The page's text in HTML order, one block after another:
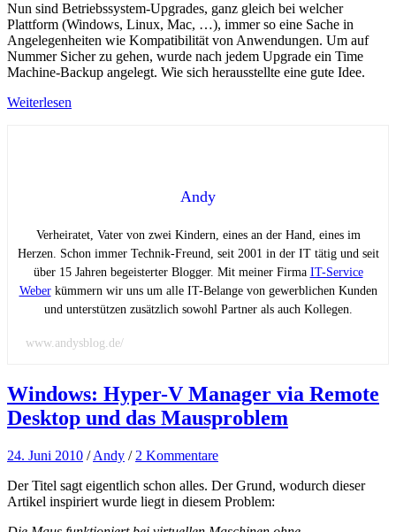
Nun sind Betriebssystem-Upgrades, ganz gleich bei welcher
Plattform (Windows, Linux, Mac, …), immer so eine Sache in
Angelegenheiten wie Kompatibilität von Anwendungen. Um auf
Nummer Sicher zu gehen, wurde nach jedem Upgrade ein Time
Machine-Backup angelegt. Wie sich herausstellte eine gute Idee.
Weiterlesen
Andy
Verheiratet, Vater von zwei Kindern, eines an der Hand, eines im
Herzen. Schon immer Technik-Freund, seit 2001 in der IT tätig und seit
über 15 Jahren begeisterter Blogger. Mit meiner Firma IT-Service
Weberkümmern wir uns um alle IT-Belange von gewerblichen Kunden
und unterstützen zusätzlich sowohl Partner als auch Kollegen.
www.andysblog.de/
Windows: Hyper-V Manager via Remote
Desktop und das Mausproblem
24. Juni 2010 /Andy / 2 Kommentare
Der Titel sagt eigentlich schon alles. Der Grund, wodurch dieser
Artikel inspiriert wurde liegt in diesem Problem: